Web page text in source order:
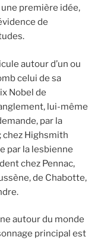
première idée,
de
autour d’un ou
celui de sa
Nobel de
lui-même
par la
chez Highsmith
par la lesbienne
chez Pennac,
de Chabotte,
autour du monde
principal est